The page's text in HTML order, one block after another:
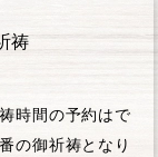
祷
時間の予約はで
の御祈祷となり